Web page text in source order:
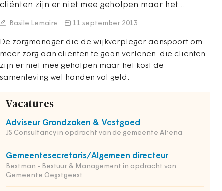
cliënten zijn er niet mee geholpen maar het…
Basile Lemaire 11 september 2013
De zorgmanager die de wijkverpleger aanspoort om
meer zorg aan cliënten te gaan verlenen: die cliënten
zijn er niet mee geholpen maar het kost de
samenleving wel handen vol geld.
Vacatures
Adviseur Grondzaken & Vastgoed
JS Consultancy in opdracht van de gemeente Altena
Gemeentesecretaris/Algemeen directeur
Bestman - Bestuur & Management in opdracht van
Gemeente Oegstgeest